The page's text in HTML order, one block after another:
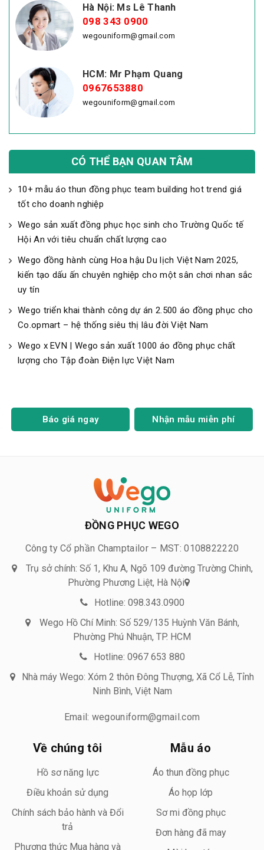
Hà Nội: Ms Lê Thanh
098 343 0900
wegouniform@gmail.com
HCM: Mr Phạm Quang
0967653880
wegouniform@gmail.com
CÓ THỂ BẠN QUAN TÂM
10+ mẫu áo thun đồng phục team building hot trend giá
tốt cho doanh nghiệp
Wego sản xuất đồng phục học sinh cho Trường Quốc tế
Hội An với tiêu chuẩn chất lượng cao
Wego đồng hành cùng Hoa hậu Du lịch Việt Nam 2025,
kiến tạo dấu ấn chuyên nghiệp cho một sân chơi nhan sắc
uy tín
Wego triển khai thành công dự án 2.500 áo đồng phục cho
Co.opmart – hệ thống siêu thị lâu đời Việt Nam
Wego x EVN | Wego sản xuất 1000 áo đồng phục chất
lượng cho Tập đoàn Điện lực Việt Nam
Báo giá ngay Nhận mẫu miễn phí
ĐỒNG PHỤC WEGO
Công ty Cổ phần Champtailor – MST: 0108822220
Trụ sở chính: Số 1, Khu A, Ngõ 109 đường Trường Chinh,
Phường Phương Liệt, Hà Nội
Hotline: 098.343.0900
Wego Hồ Chí Minh: Số 529/135 Huỳnh Văn Bánh,
Phường Phú Nhuận, TP. HCM
Hotline: 0967 653 880
Nhà máy Wego: Xóm 2 thôn Đông Thượng, Xã Cổ Lễ, Tỉnh
Ninh Bình, Việt Nam
Email: wegouniform@gmail.com
Về chúng tôi
Hồ sơ năng lực
Điều khoản sử dụng
Chính sách bảo hành và Đổi
trả
Phương thức Mua hàng và
Mẫu áo
Áo thun đồng phục
Áo họp lớp
Sơ mi đồng phục
Đơn hàng đã may